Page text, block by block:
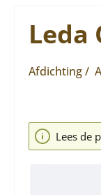
Leda
Afdichting /
Lees de